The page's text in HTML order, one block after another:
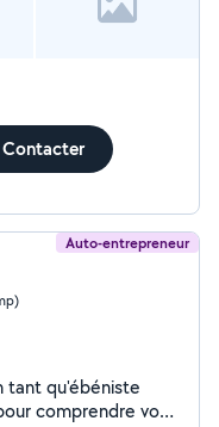
Contacter
Auto-entrepreneur
tant qu'ébéniste
comprendre vos